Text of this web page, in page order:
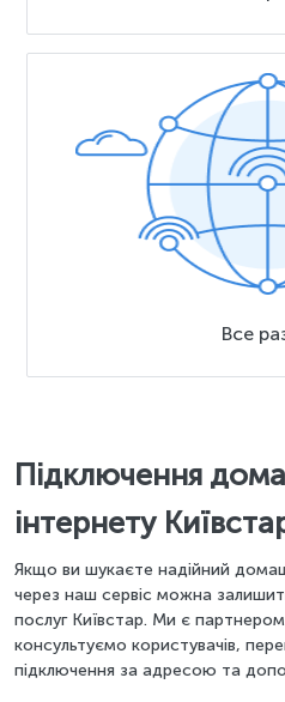
Все
Підключення
інтернету
Якщо ви шукаєте надійний
через наш сервіс можна
послуг Київстар. Ми є
консультуємо користувачів,
підключення за адресою та